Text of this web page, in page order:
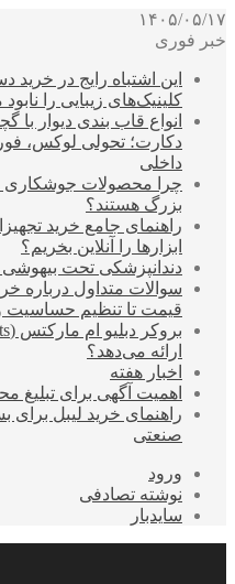
۱۴۰۵/۰۵/۱۷
خبر فوری
این اشتباه رایج در خرید
کلینیک‌های زیبایی را
انواع قاب بندی دیوار
دکارت؛ تحولی لوکس،
داخلی
بزرگ هستند؟
راهنمای جامع خرید
ابزارها را آنلاین بخریم؟
دندانپزشکی تحت
سوالات متداول درباره
قیمت تا تنظیم
ارائه می‌دهد؟
اخبار هفته
اهمیت آگهی برای
راهنمای خرید لیبل
صنعتی
ورود
نوشته تصادفی
سایدبار